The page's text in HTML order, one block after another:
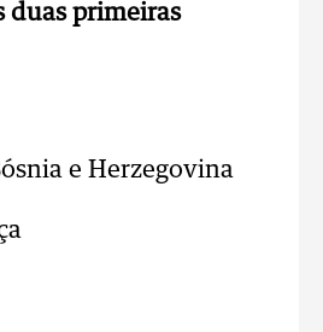
duas primeiras
e Herzegovina